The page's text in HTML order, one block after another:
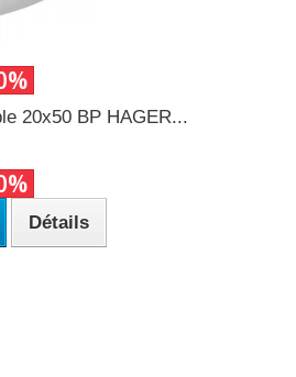
20x50 BP HAGER...
Détails